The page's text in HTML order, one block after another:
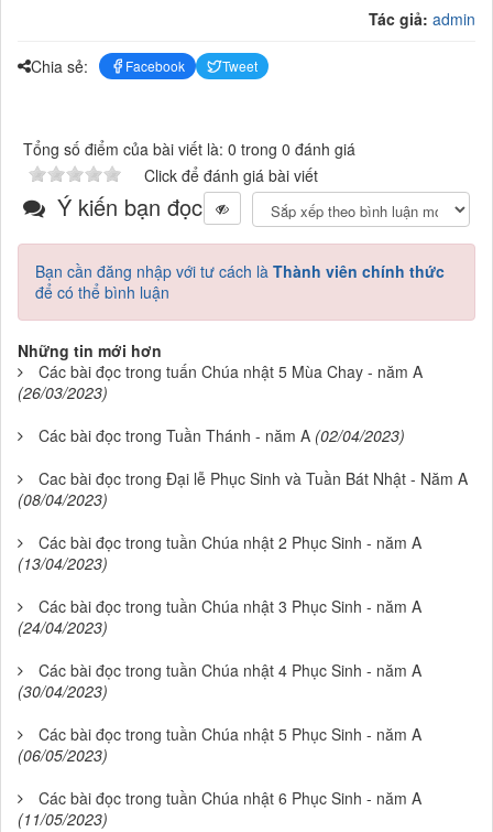
Tác giả: admin
Chia sẻ: Facebook Tweet
Tổng số điểm của bài viết là: 0 trong 0 đánh giá
Click để đánh giá bài viết
Ý kiến bạn đọc
Bạn cần đăng nhập với tư cách là Thành viên chính thức
để có thể bình luận
Những tin mới hơn
Các bài đọc trong tuấn Chúa nhật 5 Mùa Chay - năm A
(26/03/2023)
Các bài đọc trong Tuần Thánh - năm A (02/04/2023)
Cac bài đọc trong Đại lễ Phục Sinh và Tuần Bát Nhật - Năm A
(08/04/2023)
Các bài đọc trong tuần Chúa nhật 2 Phục Sinh - năm A
(13/04/2023)
Các bài đọc trong tuần Chúa nhật 3 Phục Sinh - năm A
(24/04/2023)
Các bài đọc trong tuần Chúa nhật 4 Phục Sinh - năm A
(30/04/2023)
Các bài đọc trong tuần Chúa nhật 5 Phục Sinh - năm A
(06/05/2023)
Các bài đọc trong tuần Chúa nhật 6 Phục Sinh - năm A
(11/05/2023)